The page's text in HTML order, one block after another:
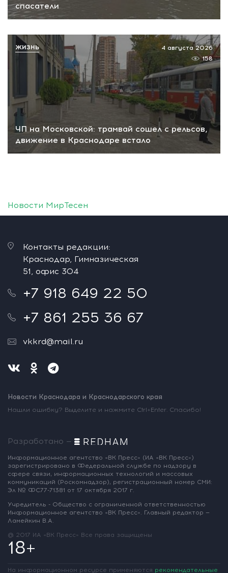
спасатели
ЧП на Московской: трамвай сошел с рельсов,
движение в Краснодаре встало
4 августа 2026
158
ЖИЗНЬ
Новости МирТесен
Контакты редакции:
Краснодар, Гимназическая
51, офис 304
+7 918 649 22 50
+7 861 255 36 67
vkkrd@mail.ru
Новости Краснодара и Краснодарского края
Нашли ошибку? Выделите и нажмите Ctrl+Enter. Спасибо!
Разработано —
Информационное агентство «ВК Пресс» (ИА «ВК Пресс»)
зарегистрировано в Федеральной службе по надзору в
сфере связи, информационных технологий и массовых
коммуникаций (Роскомнадзор), регистрационный номер СМИ:
Эл № ФС77-71381 от 17 октября 2017 г.
Учредитель - Общество с ограниченной ответственностью
Информационное агентство «ВК Пресс». Главный редактор —
Ламейкин В.А.
@ 2017 ИА «ВК Пресс» Все права защищены
18+
На информационном ресурсе применяются рекомендательные